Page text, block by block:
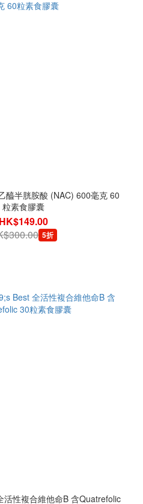
醯半胱胺酸 (NAC) 600毫克 60
粒素食膠囊
HK$149.00
5折
活性複合維他命B 含Quatrefolic